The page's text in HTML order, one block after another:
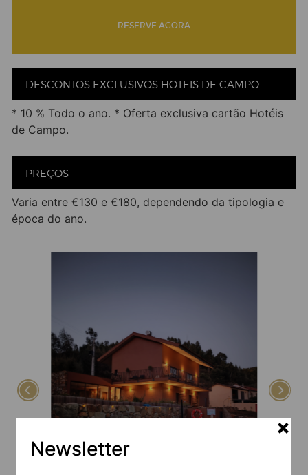
Newsletter
RESERVE AGORA
DESCONTOS EXCLUSIVOS HOTEIS DE CAMPO
* 10 % Todo o ano. * Oferta exclusiva cartão Hotéis
de Campo.
PREÇOS
Varia entre €130 e €180, dependendo da tipologia e
época do ano.